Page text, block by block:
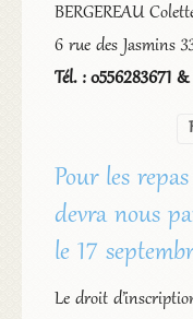
BERGEREAU
6 rue des Jasmins
Tél. : 0556283671
Pour les
devra nous
le 17
Le droit